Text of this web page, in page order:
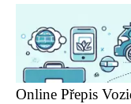
Online Přepis